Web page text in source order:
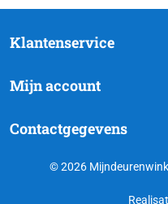
Klantenservice
Mijn account
Contactgegevens
© 2026